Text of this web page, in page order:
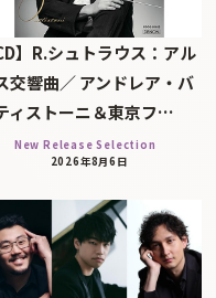
】R.シュトラウス：アル
交響曲／ アンドレア・バ
ィストーニ＆東京フ…
New Release Selection
2026年8月6日